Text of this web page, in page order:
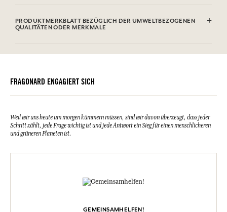
PRODUKTMERKBLATT BEZÜGLICH DER UMWELTBEZOGENEN
QUALITÄTEN ODER MERKMALE
FRAGONARD ENGAGIERT SICH
Weil wir uns heute um morgen kümmern müssen, sind wir davon überzeugt, dass jeder
Schritt zählt, jede Frage wichtig ist und jede Antwort ein Sieg für einen menschlicheren
und grüneren Planeten ist.
GEMEINSAMHELFEN!